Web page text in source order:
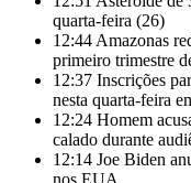
quarta-feira (26)
12:44 Amazonas
primeiro trimestre
12:37 Inscrições
nesta quarta-feira
12:24 Homem
calado durante
12:14 Joe Biden
nos EUA